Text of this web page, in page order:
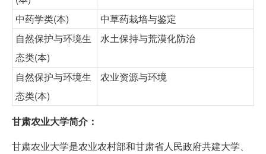
中药学类(本)
中草药栽培与鉴定
自然保护与环境生
态类(本)
水土保持与荒漠化防治
自然保护与环境生
态类(本)
农业资源与环境
甘肃农业大学简介：
甘肃农业大学是农业农村部和甘肃省人民政府共建大学、